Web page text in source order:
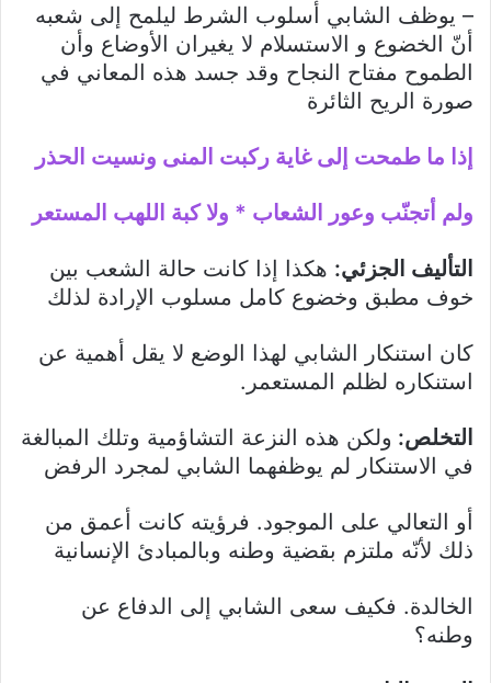
– يوظف الشابي أسلوب الشرط ليلمح إلى شعبه
أنّ الخضوع و الاستسلام لا يغيران الأوضاع وأن
الطموح مفتاح النجاح وقد جسد هذه المعاني في
صورة الريح الثائرة
إذا ما طمحت إلى غاية ركبت المنى ونسيت الحذر
ولم أتجنّب وعور الشعاب * ولا كبة اللهب المستعر
التأليف الجزئي: هكذا إذا كانت حالة الشعب بين
خوف مطبق وخضوع كامل مسلوب الإرادة لذلك
كان استنكار الشابي لهذا الوضع لا يقل أهمية عن
استنكاره لظلم المستعمر.
التخلص: ولكن هذه النزعة التشاؤمية وتلك المبالغة
في الاستنكار لم يوظفهما الشابي لمجرد الرفض
أو التعالي على الموجود. فرؤيته كانت أعمق من
ذلك لأنّه ملتزم بقضية وطنه وبالمبادئ الإنسانية
الخالدة. فكيف سعى الشابي إلى الدفاع عن
وطنه؟